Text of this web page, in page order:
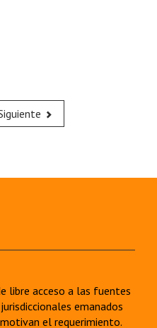
libre acceso a las fuentes
emanados
el requerimiento.